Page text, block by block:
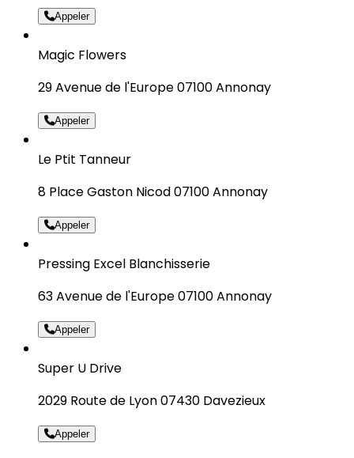
Appeler
Magic Flowers
29 Avenue de l'Europe 07100 Annonay
Appeler
Le Ptit Tanneur
8 Place Gaston Nicod 07100 Annonay
Appeler
Pressing Excel Blanchisserie
63 Avenue de l'Europe 07100 Annonay
Appeler
Super U Drive
2029 Route de Lyon 07430 Davezieux
Appeler